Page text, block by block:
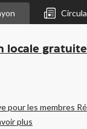
locale
pour les membres
plus